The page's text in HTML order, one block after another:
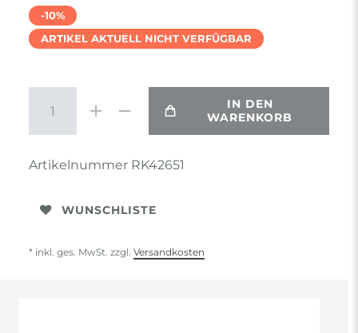
-10%
ARTIKEL AKTUELL NICHT VERFÜGBAR
IN DEN
WARENKORB
Artikelnummer RK42651
WUNSCHLISTE
* inkl. ges. MwSt. zzgl. Versandkosten